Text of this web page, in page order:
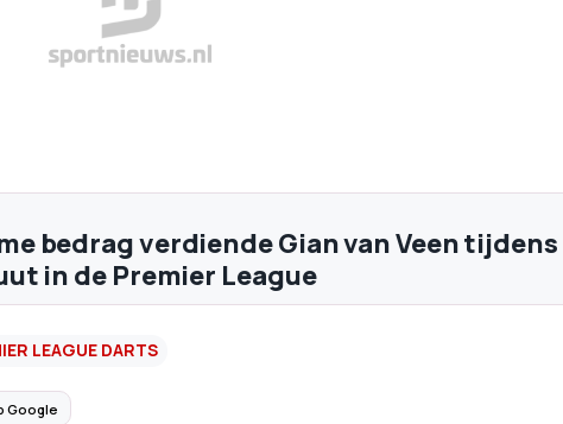
bedrag verdiende Gian van Veen tijdens
in de Premier League
LEAGUE DARTS
Google